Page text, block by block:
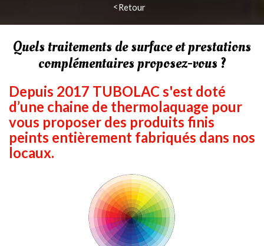
Retour
Quels traitements de surface et prestations
complémentaires proposez-vous ?
Depuis 2017 TUBOLAC s'est doté
d’une chaine de thermolaquage pour
vous proposer des produits finis
peints entièrement fabriqués dans nos
locaux.